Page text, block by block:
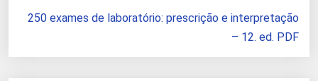
250 exames de laboratório: prescrição e interpretação
– 12. ed. PDF